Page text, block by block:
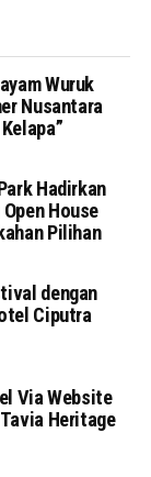
Wuruk
Nusantara
Hadirkan
House
Pilihan
dengan
Ciputra
Via Website
Heritage